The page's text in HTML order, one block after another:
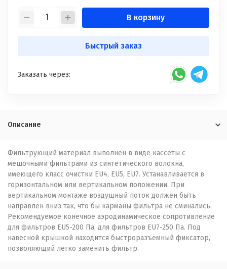
В корзину
Быстрый заказ
Заказать через:
Описание
Фильтрующий материал выполнен в виде кассеты с
мешочными фильтрами из синтетического волокна,
имеющего класс очистки EU4, EU5, EU7. Устанавливается в
горизонтальном или вертикальном положении. При
вертикальном монтаже воздушный поток должен быть
направлен вниз так, что бы карманы фильтра не сминались.
Рекомендуемое конечное аэродинамическое сопротивление
для фильтров EU5-200 Па, для фильтров EU7-250 Па. Под
навесной крышкой находится быстроразъёмный фиксатор,
позволяющий легко заменить фильтр.